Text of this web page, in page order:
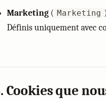
Marketing ( Marketing
Définis uniquement avec
Cookies que